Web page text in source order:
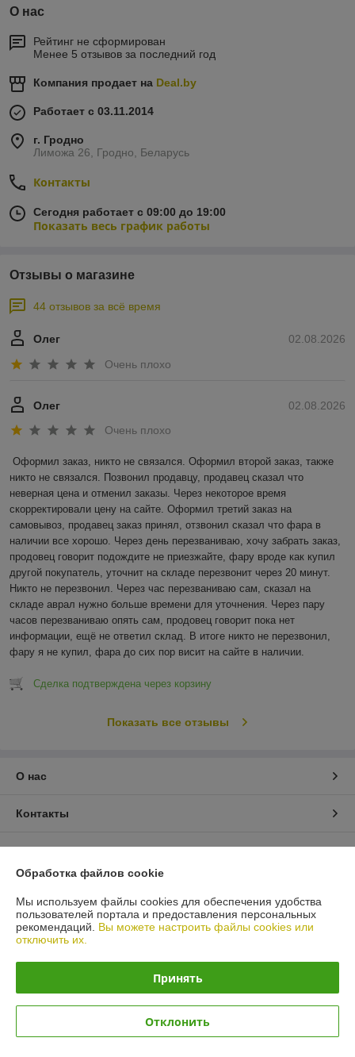
О нас
Рейтинг не сформирован
Менее 5 отзывов за последний год
Компания продает на Deal.by
Работает с 03.11.2014
г. Гродно
Лиможа 26, Гродно, Беларусь
Контакты
Сегодня работает с 09:00 до 19:00
Показать весь график работы
Отзывы о магазине
44 отзывов за всё время
02.08.2026
Олег
Очень плохо
02.08.2026
Олег
Очень плохо
Оформил заказ, никто не связался. Оформил второй заказ, также
никто не связался. Позвонил продавцу, продавец сказал что
неверная цена и отменил заказы. Через некоторое время
скорректировали цену на сайте. Оформил третий заказ на
самовывоз, продавец заказ принял, отзвонил сказал что фара в
наличии все хорошо. Через день перезваниваю, хочу забрать заказ,
продовец говорит подождите не приезжайте, фару вроде как купил
другой покупатель, уточнит на складе перезвонит через 20 минут.
Никто не перезвонил. Через час перезваниваю сам, сказал на
складе аврал нужно больше времени для уточнения. Через пару
часов перезваниваю опять сам, продовец говорит пока нет
информации, ещё не ответил склад. В итоге никто не перезвонил,
фару я не купил, фара до сих пор висит на сайте в наличии.
Сделка подтверждена через корзину
Показать все отзывы
О нас
Контакты
Доставка и оплата
Полная версия сайта
Политика обработки cookies
Обработка файлов cookie
Мы используем файлы cookies для обеспечения удобства
пользователей портала и предоставления персональных
рекомендаций. Вы можете настроить файлы cookies или
отключить их.
Принять
Отклонить